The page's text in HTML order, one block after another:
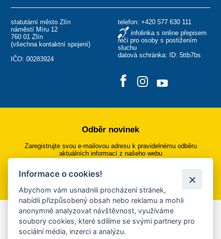
statutární město Zlín
náměstí Míru 12
760 01 Zlín
(všechna kontaktní spojení)
IČO: 00283924
telefon: +420 577 630 111
infolinka s online přepisem
řeči pro osoby s postižením
sluchu
datová schránka: ID: 5ttb7bs
Odběr novinek
Zaregistrujte svou e-mailovou adresu k pravidelnému odběru
aktuálních informací z našeho webu
Přihlásit se k odběru
Aplikace Mobilní rozhlas
Chcete dostávat do svého mobilu či mailu upozornění na
Informace o cookies!
Abychom vám usnadnili procházení stránek,
nabídli přizpůsobený obsah nebo reklamu a mohli
anonymně analyzovat návštěvnost, využíváme
soubory cookies, které sdílíme se svými partnery pro
sociální média, inzerci a analýzu.